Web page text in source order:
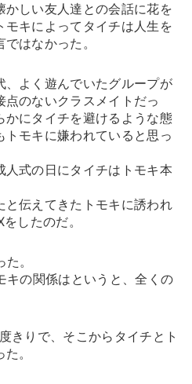
かしい友人達との会話に花を
キによってタイチは人生を
はなかった。
、よく遊んでいたグループが
のないクラスメイトだっ
かにタイチを避けるような態
モキに嫌われていると思っ
人式の日にタイチはトモキ本
と伝えてきたトモキに誘われ
したのだ。
。
キの関係はというと、全くの
きりで、そこからタイチとト
。